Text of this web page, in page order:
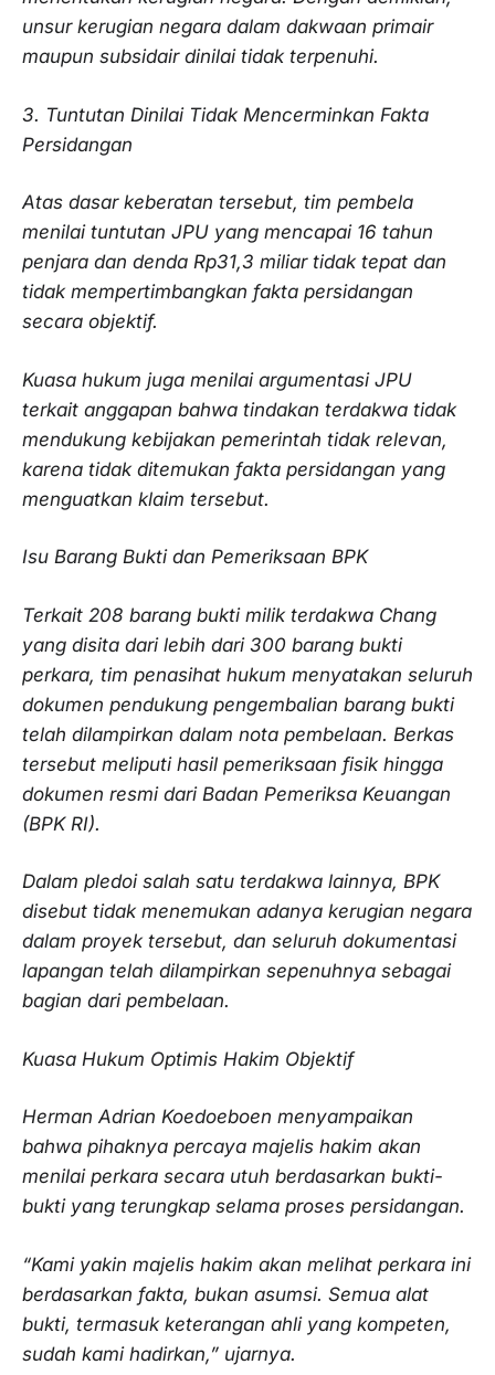
unsur kerugian negara dalam dakwaan primair
maupun subsidair dinilai tidak terpenuhi.
3. Tuntutan Dinilai Tidak Mencerminkan Fakta
Persidangan
Atas dasar keberatan tersebut, tim pembela
menilai tuntutan JPU yang mencapai 16 tahun
penjara dan denda Rp31,3 miliar tidak tepat dan
tidak mempertimbangkan fakta persidangan
secara objektif.
Kuasa hukum juga menilai argumentasi JPU
terkait anggapan bahwa tindakan terdakwa tidak
mendukung kebijakan pemerintah tidak relevan,
karena tidak ditemukan fakta persidangan yang
menguatkan klaim tersebut.
Isu Barang Bukti dan Pemeriksaan BPK
Terkait 208 barang bukti milik terdakwa Chang
yang disita dari lebih dari 300 barang bukti
perkara, tim penasihat hukum menyatakan seluruh
dokumen pendukung pengembalian barang bukti
telah dilampirkan dalam nota pembelaan. Berkas
tersebut meliputi hasil pemeriksaan fisik hingga
dokumen resmi dari Badan Pemeriksa Keuangan
(BPK RI).
Dalam pledoi salah satu terdakwa lainnya, BPK
disebut tidak menemukan adanya kerugian negara
dalam proyek tersebut, dan seluruh dokumentasi
lapangan telah dilampirkan sepenuhnya sebagai
bagian dari pembelaan.
Kuasa Hukum Optimis Hakim Objektif
Herman Adrian Koedoeboen menyampaikan
bahwa pihaknya percaya majelis hakim akan
menilai perkara secara utuh berdasarkan bukti-
bukti yang terungkap selama proses persidangan.
“Kami yakin majelis hakim akan melihat perkara ini
berdasarkan fakta, bukan asumsi. Semua alat
bukti, termasuk keterangan ahli yang kompeten,
sudah kami hadirkan,” ujarnya.